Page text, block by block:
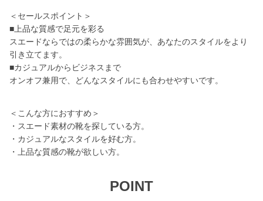
＜セールスポイント＞
■上品な質感で足元を彩る
スエードならではの柔らかな雰囲気が、あなたのスタイルをより
引き立てます。
■カジュアルからビジネスまで
オンオフ兼用で、どんなスタイルにも合わせやすいです。
＜こんな方におすすめ＞
・スエード素材の靴を探している方。
・カジュアルなスタイルを好む方。
・上品な質感の靴が欲しい方。
POINT